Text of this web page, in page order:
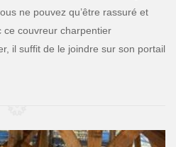
ne pouvez qu’être rassuré et
ce couvreur charpentier
il suffit de le joindre sur son portail